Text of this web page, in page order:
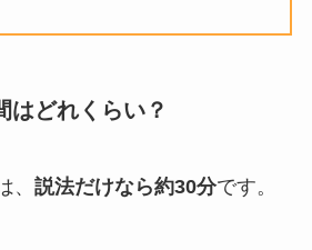
はどれくらい？
、 説法だけなら約30分です。